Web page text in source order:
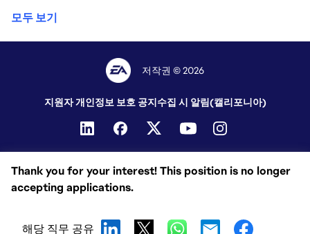
Thank you for your interest! This position is no longer
accepting applications.
해당 직무 공유
모두 보기
저작권 © 2026
지원자 개인정보 보호 공지수집 시 알림(캘리포니아)